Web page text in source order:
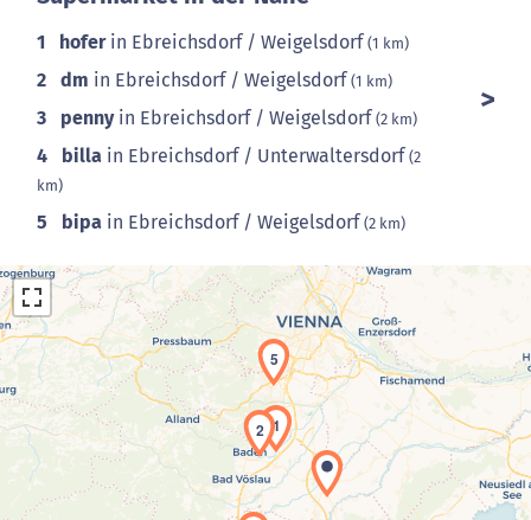
1 hoferin Ebreichsdorf / Weigelsdorf(1 km)
2 dm in Ebreichsdorf / Weigelsdorf(1 km)
3 pennyin Ebreichsdorf / Weigelsdorf(2 km)
4 billa in Ebreichsdorf / Unterwaltersdorf(2
km)
5 bipa in Ebreichsdorf / Weigelsdorf(2 km)
Laden der Karte...
1
2
5